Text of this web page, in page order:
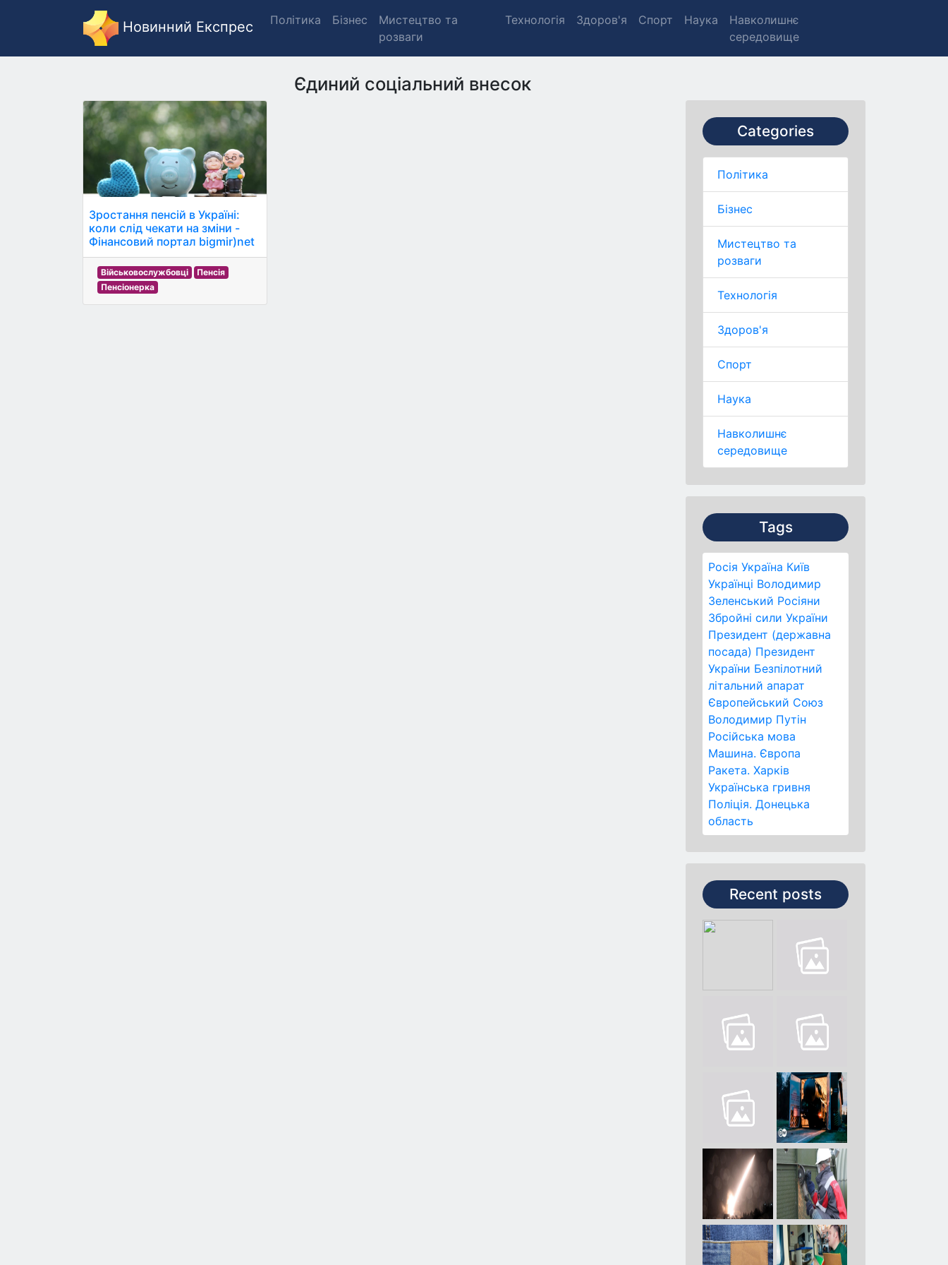
Новинний Експрес Політика Бізнес
Мистецтво та
розваги
Технологія Здоров'я Спорт Наука
Навколишнє
середовище
Єдиний соціальний внесок
Categories
Політика
Бізнес
Мистецтво та
розваги
Технологія
Здоров'я
Спорт
Наука
Навколишнє
середовище
Tags
Росія Україна Київ
Українці Володимир
Зеленський Росіяни
Збройні сили України
Президент (державна
посада) Президент
України Безпілотний
літальний апарат
Європейський Союз
Володимир Путін
Російська мова
Машина. Європа
Ракета. Харків
Українська гривня
Поліція. Донецька
область
Recent posts
Зростання пенсій в Україні:
коли слід чекати на зміни -
Фінансовий портал bigmir)net
Військовослужбовці
Пенсія
Пенсіонерка